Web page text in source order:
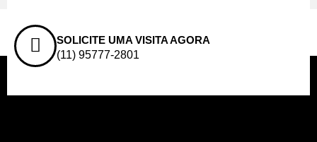
SOLICITE UMA VISITA AGORA
(11) 95777-2801